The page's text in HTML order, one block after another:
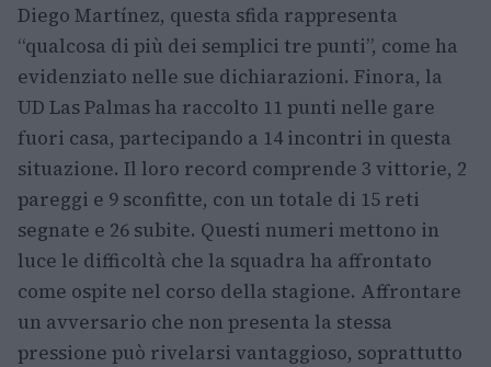
Diego Martínez, questa sfida rappresenta
“qualcosa di più dei semplici tre punti”, come ha
evidenziato nelle sue dichiarazioni. Finora, la
UD Las Palmas ha raccolto 11 punti nelle gare
fuori casa, partecipando a 14 incontri in questa
situazione. Il loro record comprende 3 vittorie, 2
pareggi e 9 sconfitte, con un totale di 15 reti
segnate e 26 subite. Questi numeri mettono in
luce le difficoltà che la squadra ha affrontato
come ospite nel corso della stagione. Affrontare
un avversario che non presenta la stessa
pressione può rivelarsi vantaggioso, soprattutto